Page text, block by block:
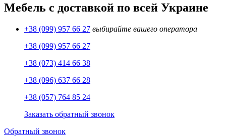
Мебель с доставкой по всей Украине
+38 (099) 957 66 27 выбирайте вашего оператора
+38 (099) 957 66 27
+38 (073) 414 66 38
+38 (096) 637 66 28
+38 (057) 764 85 24
Заказать обратный звонок
Обратный звонок